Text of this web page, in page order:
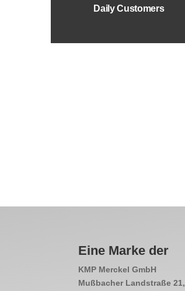
Daily Customers
Eine Marke der
KMP Merckel GmbH
Mußbacher Landstraße 21,